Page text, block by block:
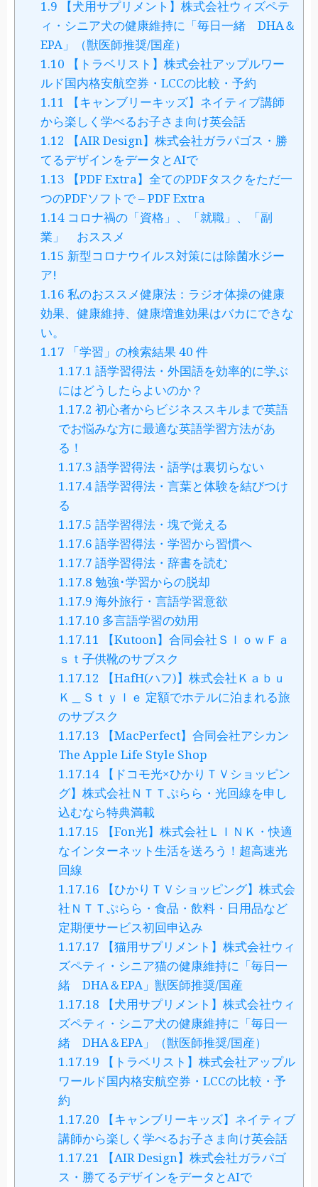
1.9 【犬用サプリメント】株式会社ウィズペテ
ィ・シニア犬の健康維持に「毎日一緒 DHA＆
EPA」（獣医師推奨/国産）
1.10 【トラベリスト】株式会社アップルワー
ルド国内格安航空券・LCCの比較・予約
1.11 【キャンブリーキッズ】ネイティブ講師
から楽しく学べるお子さま向け英会話
1.12 【AIR Design】株式会社ガラパゴス・勝
てるデザインをデータとAIで
1.13 【PDF Extra】全てのPDFタスクをただ一
つのPDFソフトで – PDF Extra
1.14コロナ禍の「資格」、「就職」、「副
業」 おススメ
1.15 新型コロナウイルス対策には除菌水ジー
ア!
1.16 私のおススメ健康法：ラジオ体操の健康
効果、健康維持、健康増進効果はバカにできな
い。
1.17 「学習」の検索結果 40 件
1.17.1 語学習得法・外国語を効率的に学ぶ
にはどうしたらよいのか？
1.17.2 初心者からビジネススキルまで英語
でお悩みな方に最適な英語学習方法があ
る！
1.17.3 語学習得法・語学は裏切らない
1.17.4語学習得法・言葉と体験を結びつけ
る
1.17.5 語学習得法・塊で覚える
1.17.6 語学習得法・学習から習慣へ
1.17.7 語学習得法・辞書を読む
1.17.8 勉強･学習からの脱却
1.17.9 海外旅行・言語学習意欲
1.17.10 多言語学習の効用
1.17.11 【Kutoon】合同会社ＳｌｏｗＦａ
ｓｔ子供靴のサブスク
1.17.12 【HafH(ハフ)】株式会社Ｋａｂｕ
Ｋ＿Ｓｔｙｌｅ 定額でホテルに泊まれる旅
のサブスク
1.17.13 【MacPerfect】合同会社アシカン
The Apple Life Style Shop
1.17.14 【ドコモ光×ひかりＴＶショッピン
グ】株式会社ＮＴＴぷらら・光回線を申し
込むなら特典満載
1.17.15 【Fon光】株式会社ＬＩＮＫ・快適
なインターネット生活を送ろう！超高速光
回線
1.17.16 【ひかりＴＶショッピング】株式会
社ＮＴＴぷらら・食品・飲料・日用品など
定期便サービス初回申込み
1.17.17 【猫用サプリメント】株式会社ウィ
ズペティ・シニア猫の健康維持に「毎日一
緒 DHA＆EPA」獣医師推奨/国産
1.17.18 【犬用サプリメント】株式会社ウィ
ズペティ・シニア犬の健康維持に「毎日一
緒 DHA＆EPA」（獣医師推奨/国産）
1.17.19 【トラベリスト】株式会社アップル
ワールド国内格安航空券・LCCの比較・予
約
1.17.20 【キャンブリーキッズ】ネイティブ
講師から楽しく学べるお子さま向け英会話
1.17.21 【AIR Design】株式会社ガラパゴ
ス・勝てるデザインをデータとAIで